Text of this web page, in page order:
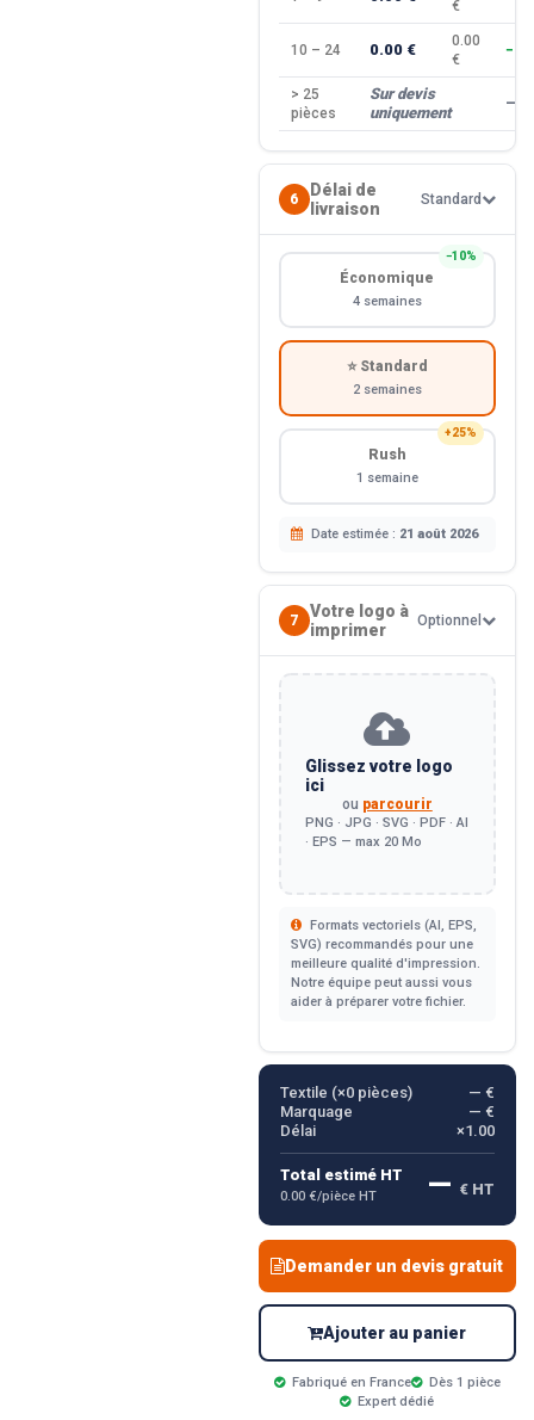
€
10 – 24 0.00 €
0.00
€
> 25
pièces
Sur devis
uniquement
—
6
Délai de
livraison
Standard
−10%
Économique
4 semaines
⭐ Standard
2 semaines
+25%
Rush
1 semaine
Date estimée : 21 août 2026
7
Votre logo à
imprimer
Optionnel
Glissez votre logo
ici
ou parcourir
PNG · JPG · SVG · PDF · AI
· EPS — max 20 Mo
Formats vectoriels (AI, EPS,
SVG) recommandés pour une
meilleure qualité d'impression.
Notre équipe peut aussi vous
aider à préparer votre fichier.
Textile (×0pièces)
— €
Marquage
— €
Délai
×1.00
Total estimé HT
0.00 €/pièce HT — € HT
Demander un devis gratuit
Ajouter au panier
Fabriqué en France
Dès 1 pièce
Expert dédié